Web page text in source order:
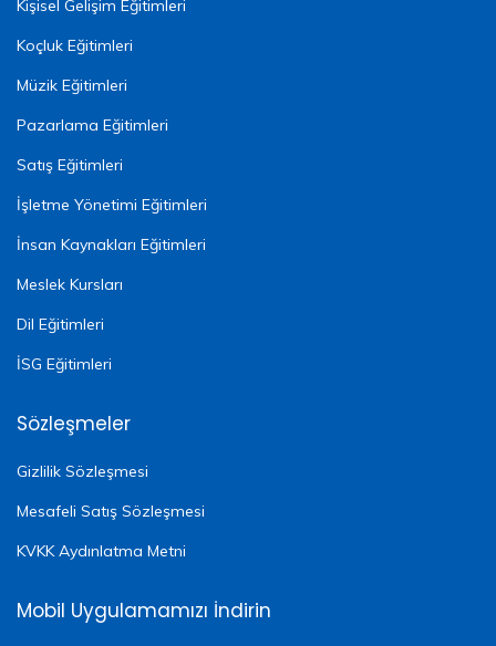
Kişisel Gelişim Eğitimleri
Koçluk Eğitimleri
Müzik Eğitimleri
Pazarlama Eğitimleri
Satış Eğitimleri
İşletme Yönetimi Eğitimleri
İnsan Kaynakları Eğitimleri
Meslek Kursları
Dil Eğitimleri
İSG Eğitimleri
Sözleşmeler
Gizlilik Sözleşmesi
Mesafeli Satış Sözleşmesi
KVKK Aydınlatma Metni
Mobil Uygulamamızı İndirin